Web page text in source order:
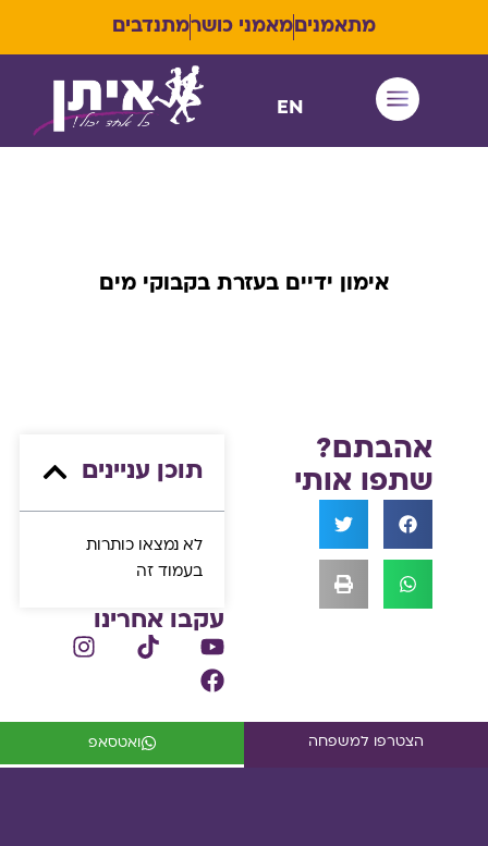
מתאמנים מאמני כושרמתנדבים
EN
אימון ידיים בעזרת בקבוקי מים
אהבתם?
שתפו אותי
תוכן עניינים
לא נמצאו כותרות
בעמוד זה
עקבו אחרינו
הצטרפו למשפחה ואטסאפ